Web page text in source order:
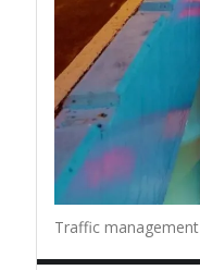
Traffic management